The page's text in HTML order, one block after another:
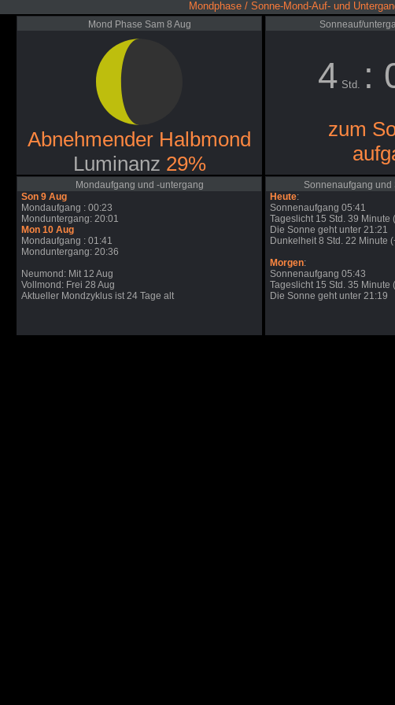
Mondphase / Sonne-Mond-Auf- und
Mond Phase Sam 8 Aug
Abnehmender Halbmond
Luminanz 29%
Sonneauf/
4 Std. :
zum
Mondaufgang und -untergang
Son 9 Aug
Mondaufgang : 00:23
Monduntergang: 20:01
Mon 10 Aug
Mondaufgang : 01:41
Monduntergang: 20:36
Neumond: Mit 12 Aug
Vollmond: Frei 28 Aug
Aktueller Mondzyklus ist 24 Tage alt
Sonnenaufgang
Heute:
Sonnenaufgang 05:41
Tageslicht 15 Std. 39 Minute
Die Sonne geht unter 21:21
Dunkelheit 8 Std. 22 Minute
Morgen:
Sonnenaufgang 05:43
Tageslicht 15 Std. 35 Minute
Die Sonne geht unter 21:19